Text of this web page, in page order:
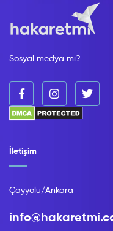
Sosyal medya mı?
İletişim
Çayyolu/Ankara